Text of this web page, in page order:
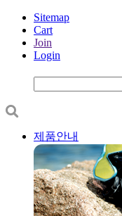
Sitemap
Cart
Join
Login
제품안내